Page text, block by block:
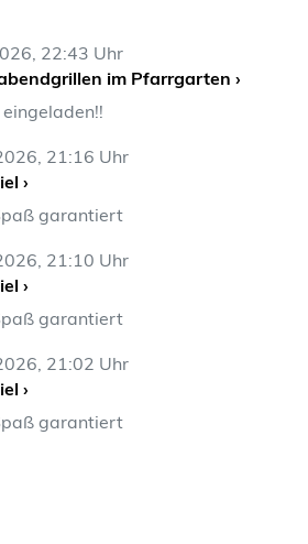
22:43 Uhr
im Pfarrgarten ›
21:16 Uhr
›
garantiert
21:10 Uhr
›
garantiert
21:02 Uhr
›
garantiert